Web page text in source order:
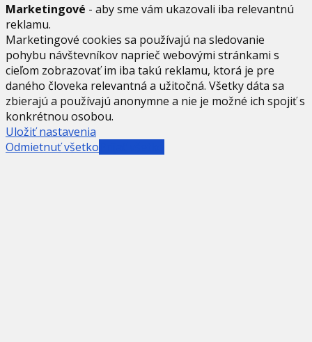
Marketingové - aby sme vám ukazovali iba relevantnú
reklamu.
Marketingové cookies sa používajú na sledovanie
pohybu návštevníkov naprieč webovými stránkami s
cieľom zobrazovať im iba takú reklamu, ktorá je pre
daného človeka relevantná a užitočná. Všetky dáta sa
zbierajú a používajú anonymne a nie je možné ich spojiť s
konkrétnou osobou.
Uložiť nastavenia
Odmietnuť všetko